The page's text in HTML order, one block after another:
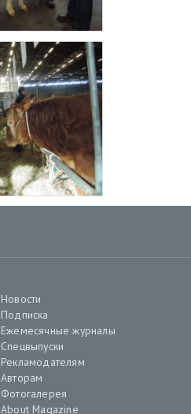
Новости
Подписка
Ежемесячные журналы
Спецвыпуски
Рекламодателям
Авторам
Фотогалерея
About Magazine